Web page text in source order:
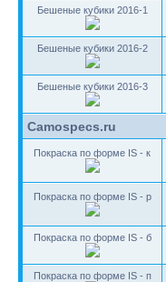
Бешеные кубики 2016-1
Бешеные кубики 2016-2
Бешеные кубики 2016-3
Camospecs.ru
Покраска по форме IS - к
Покраска по форме IS - р
Покраска по форме IS - б
Покраска по форме IS - п